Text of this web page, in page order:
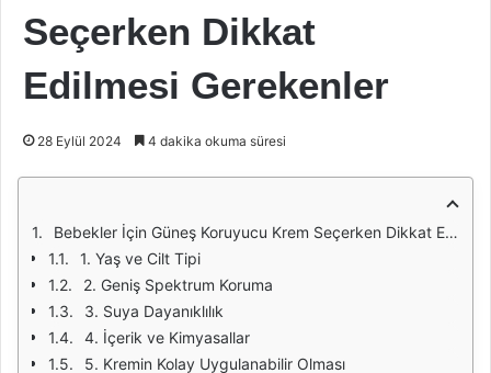
Seçerken Dikkat
Edilmesi Gerekenler
28 Eylül 2024 4 dakika okuma süresi
Bebekler İçin Güneş Koruyucu Krem Seçerken Dikkat Edilmesi Gerekenler
1. Yaş ve Cilt Tipi
2. Geniş Spektrum Koruma
3. Suya Dayanıklılık
4. İçerik ve Kimyasallar
5. Kremin Kolay Uygulanabilir Olması